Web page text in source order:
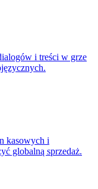
i treści w grze
kasowych i
globalną sprzedaż.